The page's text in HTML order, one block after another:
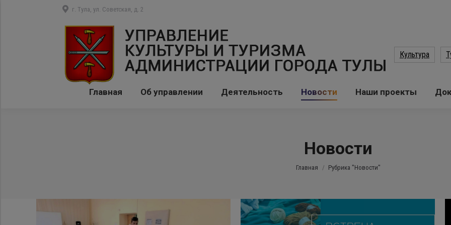
г. Тула, ул. Советская, д. 2
Культура
Главная Об управлении Деятельность Новости Наши проекты
Новости
Вы здесь:
Главная Рубрика "Новости"